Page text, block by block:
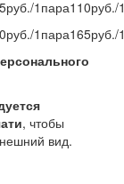
1пара110руб./
1пара165руб./
, чтобы
вид.